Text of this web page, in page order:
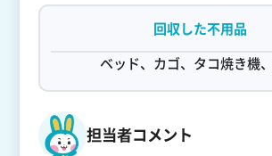
回収した不用品
ベッド、カゴ、タコ焼き機
担当者コメント